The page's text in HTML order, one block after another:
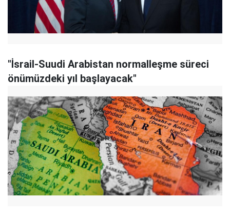
"İsrail-Suudi Arabistan normalleşme süreci
önümüzdeki yıl başlayacak"